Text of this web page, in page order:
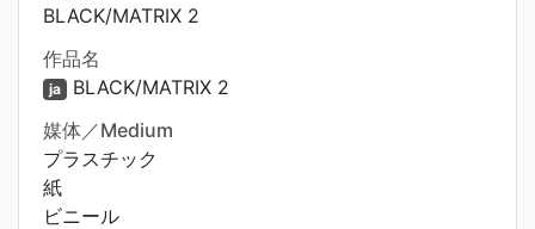
BLACK/MATRIX 2
作品名
ja BLACK/MATRIX 2
媒体／Medium
プラスチック
紙
ビニール